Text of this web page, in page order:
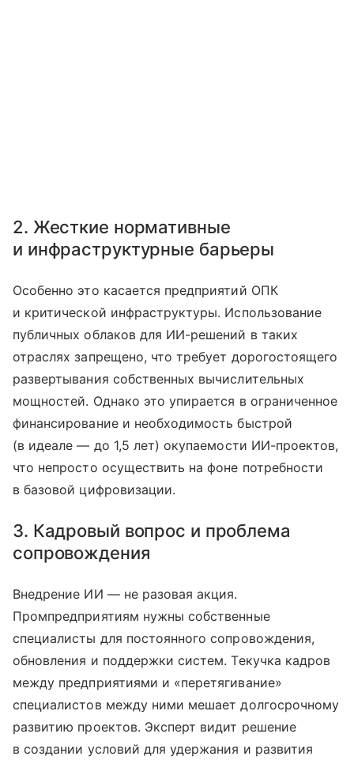
2. Жесткие нормативные
и инфраструктурные барьеры
Особенно это касается предприятий ОПК
и критической инфраструктуры. Использование
публичных облаков для ИИ-решений в таких
отраслях запрещено, что требует дорогостоящего
развертывания собственных вычислительных
мощностей. Однако это упирается в ограниченное
финансирование и необходимость быстрой
(в идеале — до 1,5 лет) окупаемости ИИ-проектов,
что непросто осуществить на фоне потребности
в базовой цифровизации.
3. Кадровый вопрос и проблема
сопровождения
Внедрение ИИ — не разовая акция.
Промпредприятиям нужны собственные
специалисты для постоянного сопровождения,
обновления и поддержки систем. Текучка кадров
между предприятиями и «перетягивание»
специалистов между ними мешает долгосрочному
развитию проектов. Эксперт видит решение
в создании условий для удержания и развития